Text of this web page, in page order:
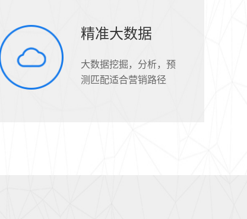
精准大数据
大数据挖掘，分析，预
测匹配适合营销路径